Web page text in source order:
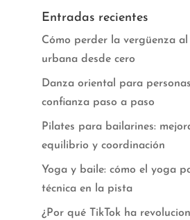
Entradas recientes
Cómo perder la vergüenza
urbana desde cero
Danza oriental para
confianza paso a paso
Pilates para bailarines:
equilibrio y coordinación
Yoga y baile: cómo el yoga
técnica en la pista
¿Por qué TikTok ha